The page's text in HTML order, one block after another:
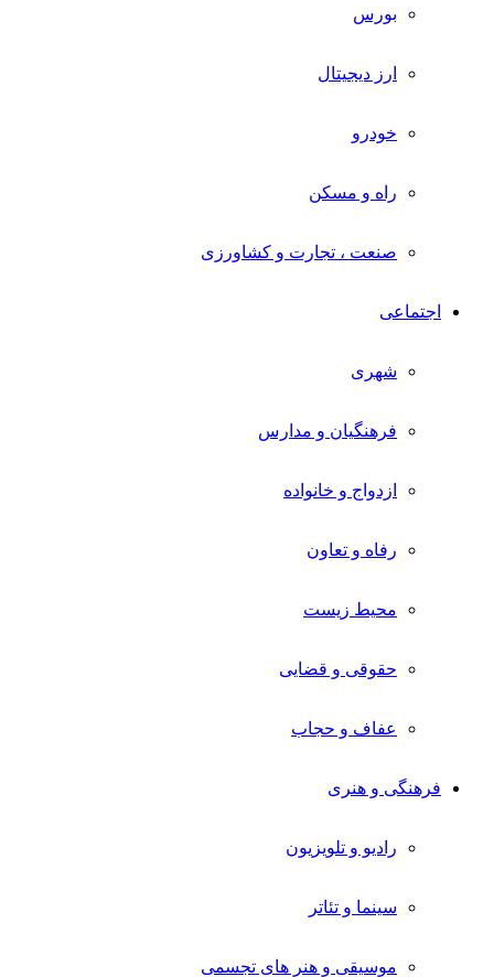
بورس
ارز دیجیتال
خودرو
راه و مسکن
صنعت ، تجارت و کشاورزی
اجتماعی
شهری
فرهنگیان و مدارس
ازدواج و خانواده
رفاه و تعاون
محیط زیست
حقوقی و قضایی
عفاف و حجاب
فرهنگی و هنری
رادیو و تلویزیون
سینما و تئاتر
موسیقی و هنر های تجسمی